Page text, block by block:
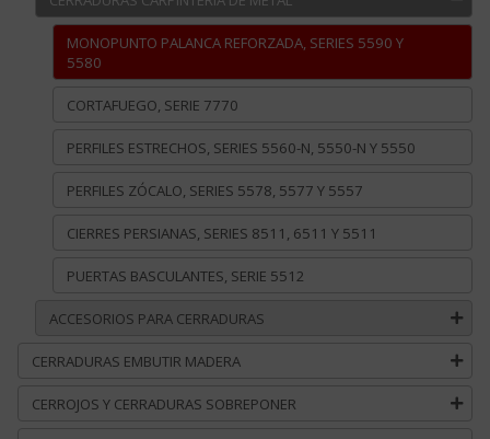
MONOPUNTO PALANCA REFORZADA, SERIES 5590 Y
5580
CORTAFUEGO, SERIE 7770
PERFILES ESTRECHOS, SERIES 5560-N, 5550-N Y 5550
PERFILES ZÓCALO, SERIES 5578, 5577 Y 5557
CIERRES PERSIANAS, SERIES 8511, 6511 Y 5511
PUERTAS BASCULANTES, SERIE 5512
ACCESORIOS PARA CERRADURAS
CERRADURAS EMBUTIR MADERA
CERROJOS Y CERRADURAS SOBREPONER